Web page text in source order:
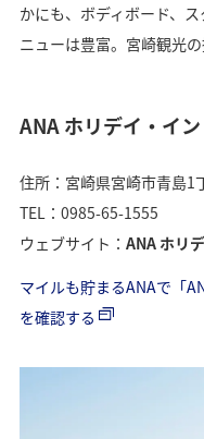
かにも、ボディボード、
ニューは豊富。宮崎観光の
ANA ホリデイ・イ
住所：宮崎県宮崎市青島1
TEL：0985-65-1555
ウェブサイト： ANA ホリ
マイルも貯まるANAで「
を確認する